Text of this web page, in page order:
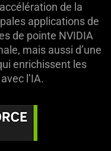
de la
applications de
de pointe NVIDIA
mais aussi d’une
enrichissent les
l’IA.